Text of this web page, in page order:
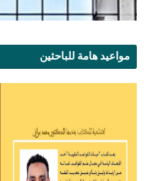
مواعيد هامة للباحثين